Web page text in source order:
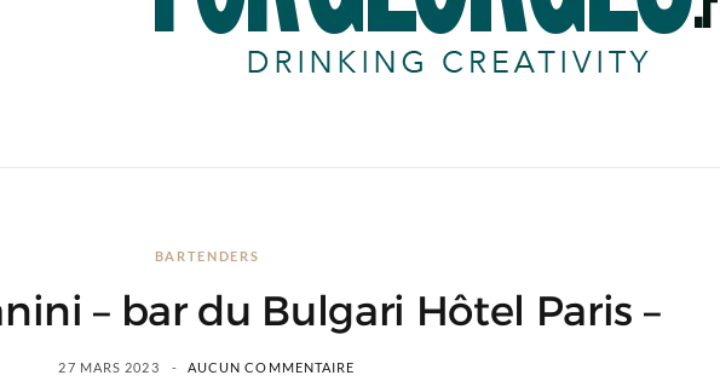
BARTENDERS
– bar du Bulgari Hôtel Paris –
27 MARS 2023 AUCUN COMMENTAIRE